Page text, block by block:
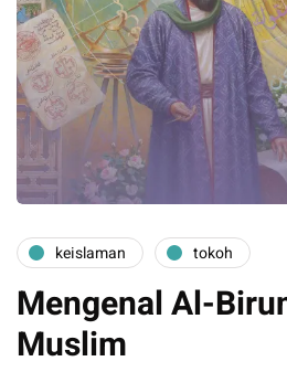
keislaman tokoh
Mengenal Al-
Muslim